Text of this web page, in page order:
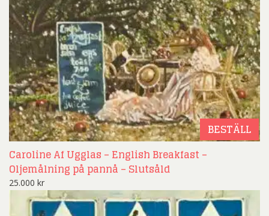
BESTÄLL
Caroline Af Ugglas – English Breakfast –
Oljemålning på pannå – Slutsåld
25.000 kr